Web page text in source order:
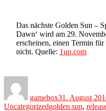
Das nächste Golden Sun –
Dawn‘ wird am 29.
erscheinen, einen Termin
nicht. Quelle: 1up.com
gamebox31. August
UncategorizedTags
golden sun,